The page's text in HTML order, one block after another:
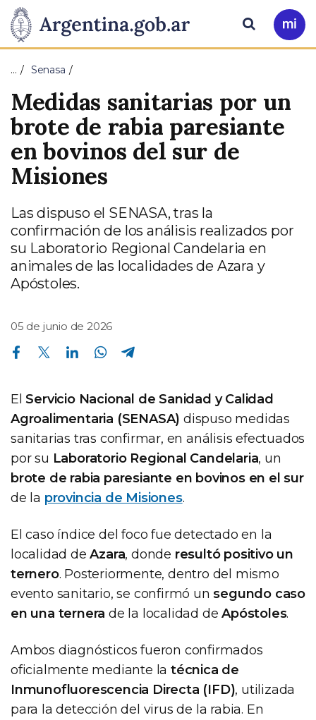
Presidencia
de
la
Nación
Pasar al contenido principal
Ir
a
Buscar
… Senasa
Medidas sanitarias por un
brote de rabia paresiante
en bovinos del sur de
Misiones
Las dispuso el SENASA, tras la
confirmación de los análisis realizados por
su Laboratorio Regional Candelaria en
animales de las localidades de Azara y
Apóstoles.
05 de junio de 2026
Compartir en Facebook Compartir en Twitter Compartir en Linkedin Compartir en Whatsapp
ElServicio Nacional de Sanidad y Calidad
Agroalimentaria (SENASA) dispuso medidas
sanitarias tras confirmar, en análisis efectuados
por su Laboratorio Regional Candelaria, un
brote de rabia paresiante en bovinos en el sur
de la provincia de Misiones.
El caso índice del foco fue detectado en la
localidad deAzara, donde resultó positivo un
ternero. Posteriormente, dentro del mismo
evento sanitario, se confirmó unsegundo caso
en una ternera de la localidad deApóstoles.
Ambos diagnósticos fueron confirmados
oficialmente mediante latécnica de
Inmunofluorescencia Directa (IFD), utilizada
para la detección del virus de la rabia. En